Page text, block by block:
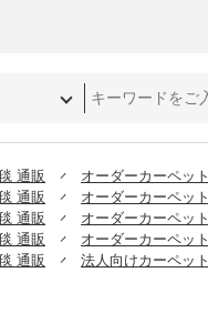
通販 オーダーカーペット
通販 オーダーカーペット
通販 オーダーカーペット
通販 オーダーカーペット
通販 法人向けカーペット